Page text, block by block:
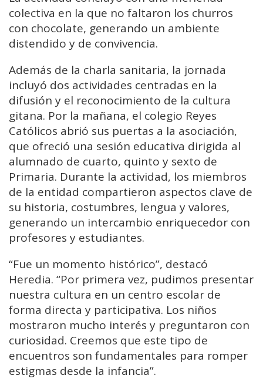
colectiva en la que no faltaron los churros
con chocolate, generando un ambiente
distendido y de convivencia.
Además de la charla sanitaria, la jornada
incluyó dos actividades centradas en la
difusión y el reconocimiento de la cultura
gitana. Por la mañana, el colegio Reyes
Católicos abrió sus puertas a la asociación,
que ofreció una sesión educativa dirigida al
alumnado de cuarto, quinto y sexto de
Primaria. Durante la actividad, los miembros
de la entidad compartieron aspectos clave de
su historia, costumbres, lengua y valores,
generando un intercambio enriquecedor con
profesores y estudiantes.
“Fue un momento histórico”, destacó
Heredia. “Por primera vez, pudimos presentar
nuestra cultura en un centro escolar de
forma directa y participativa. Los niños
mostraron mucho interés y preguntaron con
curiosidad. Creemos que este tipo de
encuentros son fundamentales para romper
estigmas desde la infancia”.